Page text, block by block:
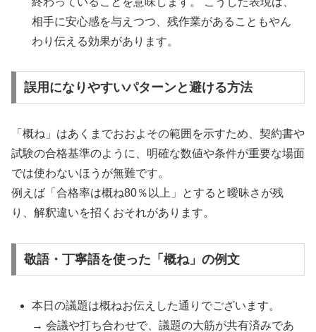
相手に安心感を与えつつ、残作業があることもやん
わり伝える効果があります。
誤用になりやすいパターンと避ける方法
「概ね」はあくまでおおよその範囲を示すため、契約書や
試験の合格基準のように、明確な数値や条件が重要な場面
では使わないほうが無難です。
例えば「合格率は概ね80％以上」とすると曖昧さが残
り、解釈違いを招くおそれがあります。
敬語・丁寧語を使った「概ね」の例文
本日の議題は概ねお伝えした通りでございます。
→ 会議や打ち合わせで、議題の大筋が共有済みであ